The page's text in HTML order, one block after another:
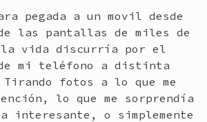
pegada a un movil desde
las pantallas de miles de
vida discurría por el
mi teléfono a distinta
fotos a lo que me
lo que me sorprendía
interesante, o simplemente